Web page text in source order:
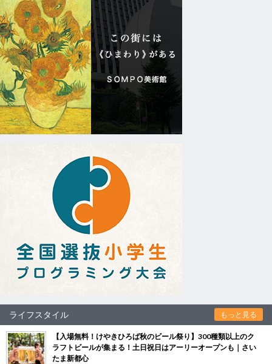
ライフスタイル もっと見る
【入場無料！けやきひろば秋のビール祭り】300種類以上のク
ラフトビールが集まる！土日祝日はアーリーオープンも｜さい
たま新都心